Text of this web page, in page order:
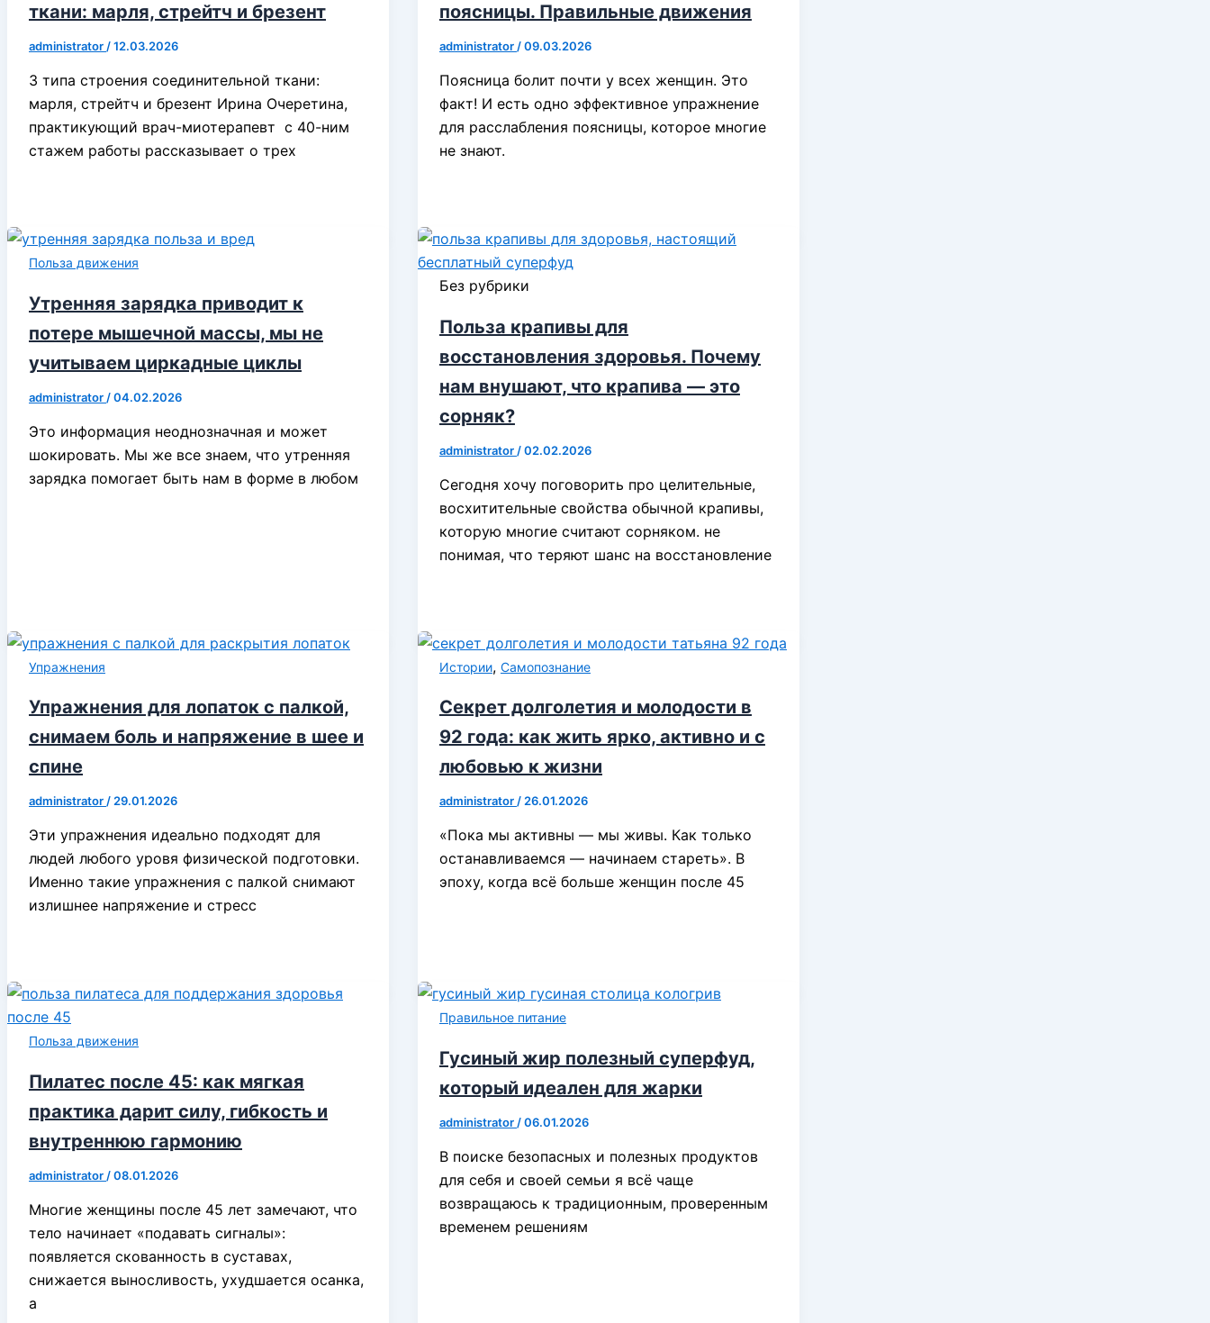
ткани: марля, стрейтч и брезент
administrator/12.03.2026
3 типа строения соединительной ткани:
марля, стрейтч и брезент Ирина Очеретина,
практикующий врач-миотерапевт с 40-ним
стажем работы рассказывает о трех
поясницы. Правильные движения
administrator/09.03.2026
Поясница болит почти у всех женщин. Это
факт! И есть одно эффективное упражнение
для расслабления поясницы, которое многие
не знают.
Польза движения
Утренняя зарядка приводит к
потере мышечной массы, мы не
учитываем циркадные циклы
administrator /04.02.2026
Это информация неоднозначная и может
шокировать. Мы же все знаем, что утренняя
зарядка помогает быть нам в форме в любом
Без рубрики
Польза крапивы для
восстановления здоровья. Почему
нам внушают, что крапива — это
сорняк?
administrator /02.02.2026
Сегодня хочу поговорить про целительные,
восхитительные свойства обычной крапивы,
которую многие считают сорняком. не
понимая, что теряют шанс на восстановление
Упражнения
Упражнения для лопаток с палкой,
снимаем боль и напряжение в шее и
спине
administrator/29.01.2026
Эти упражнения идеально подходят для
людей любого уровя физической подготовки.
Именно такие упражнения с палкой снимают
излишнее напряжение и стресс
Истории, Самопознание
Секрет долголетия и молодости в
92 года: как жить ярко, активно и с
любовью к жизни
administrator/26.01.2026
«Пока мы активны — мы живы. Как только
останавливаемся — начинаем стареть». В
эпоху, когда всё больше женщин после 45
Польза движения
Пилатес после 45: как мягкая
практика дарит силу, гибкость и
внутреннюю гармонию
administrator /08.01.2026
Многие женщины после 45 лет замечают, что
тело начинает «подавать сигналы»:
появляется скованность в суставах,
снижается выносливость, ухудшается осанка,
а
Правильное питание
Гусиный жир полезный суперфуд,
который идеален для жарки
administrator /06.01.2026
В поиске безопасных и полезных продуктов
для себя и своей семьи я всё чаще
возвращаюсь к традиционным, проверенным
временем решениям